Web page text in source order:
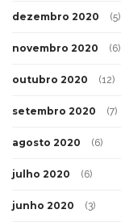
dezembro 2020 (5)
novembro 2020 (6)
outubro 2020 (12)
setembro 2020 (7)
agosto 2020 (6)
julho 2020 (6)
junho 2020 (3)